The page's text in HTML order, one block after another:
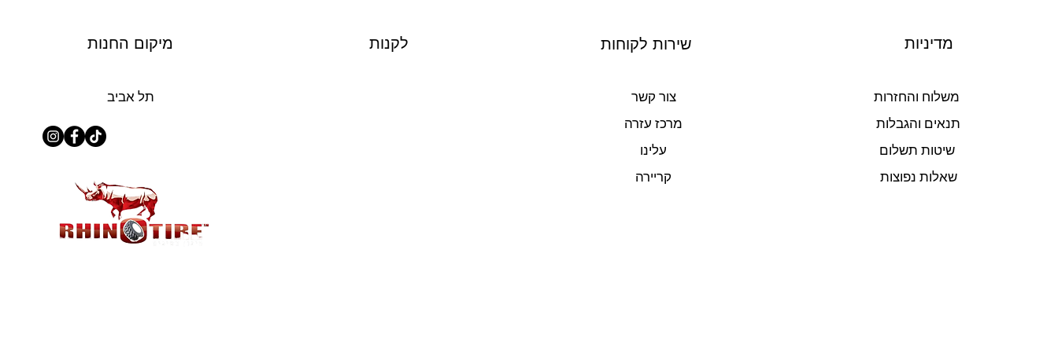
מיקום החנות
תל אביב
לקנות שירות לקוחות
צור קשר
מרכז עזרה
עלינו
קריירה
מדיניות
משלוח והחזרות
תנאים והגבלות
שיטות תשלום
שאלות נפוצות